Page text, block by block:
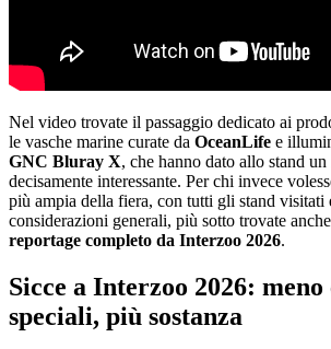
Nel video trovate il passaggio dedicato ai
le vasche marine curate da OceanLife e
GNC Bluray X, che hanno dato allo stand
decisamente interessante. Per chi invece
più ampia della fiera, con tutti gli stand visitati
considerazioni generali, più sotto trovate
reportage completo da Interzoo 2026.
Sicce a Interzoo 2026:
speciali, più sostanza